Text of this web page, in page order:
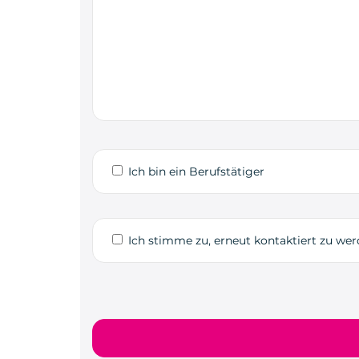
Ich bin ein Berufstätiger
Ich stimme zu, erneut kontaktiert zu